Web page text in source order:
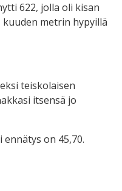
622, jolla oli kisan
kuuden metrin hypyillä
teiskolaisen
itsensä jo
on 45,70.